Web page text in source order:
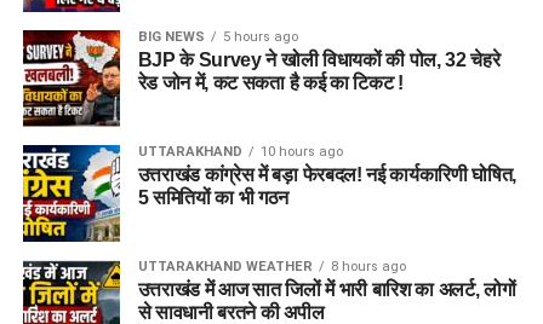
BIG NEWS 5 hours ago
BJP के Survey ने खोली विधायकों की पोल, 32 चेहरे
रेड जोन में, कट सकता है कई का टिकट !
UTTARAKHAND 10 hours ago
उत्तराखंड कांग्रेस में बड़ा फेरबदल! नई कार्यकारिणी घोषित,
5 समितियों का भी गठन
UTTARAKHAND WEATHER 8 hours ago
उत्तराखंड में आज सात जिलों में भारी बारिश का अलर्ट, लोगों
से सावधानी बरतने की अपील